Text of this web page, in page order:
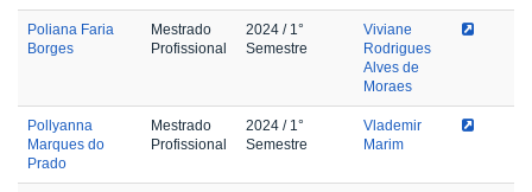
Poliana Faria
Borges
Mestrado
Profissional
2024 / 1°
Semestre
Viviane
Rodrigues
Alves de
Moraes
Pollyanna
Marques do
Prado
Mestrado
Profissional
2024 / 1°
Semestre
Vlademir
Marim